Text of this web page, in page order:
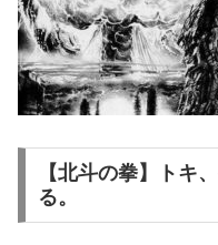
【北斗の拳】トキ
る。